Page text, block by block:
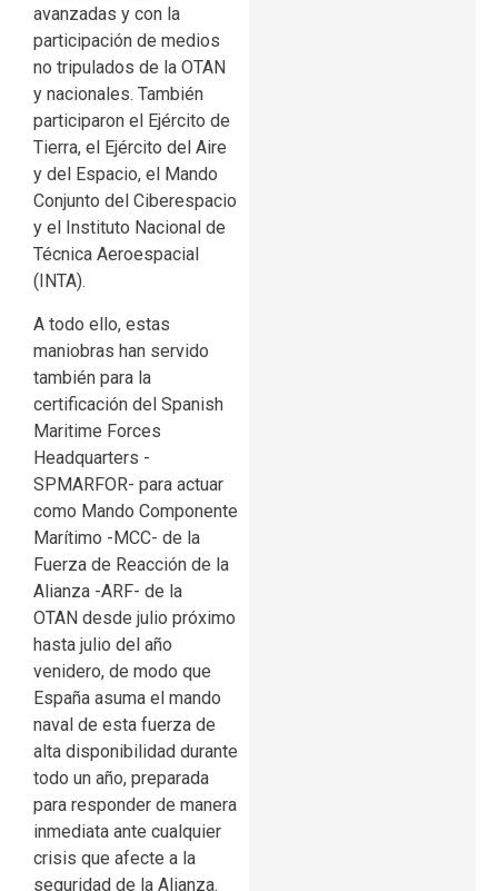
avanzadas y con la
participación de medios
no tripulados de la OTAN
y nacionales. También
participaron el Ejército de
Tierra, el Ejército del Aire
y del Espacio, el Mando
Conjunto del Ciberespacio
y el Instituto Nacional de
Técnica Aeroespacial
(INTA).
A todo ello, estas
maniobras han servido
también para la
certificación del Spanish
Maritime Forces
Headquarters -
SPMARFOR- para actuar
como Mando Componente
Marítimo -MCC- de la
Fuerza de Reacción de la
Alianza -ARF- de la
OTAN desde julio próximo
hasta julio del año
venidero, de modo que
España asuma el mando
naval de esta fuerza de
alta disponibilidad durante
todo un año, preparada
para responder de manera
inmediata ante cualquier
crisis que afecte a la
seguridad de la Alianza.